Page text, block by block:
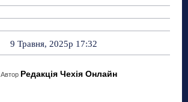
9 Травня, 2025р 17:32
Автор Редакція Чехія Онлайн